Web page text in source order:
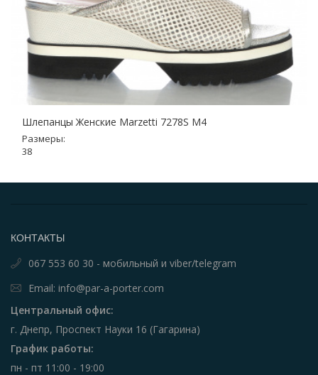
Шлепанцы Женские Marzetti 7278S M4
Размеры:
38
КОНТАКТЫ
067 553 60 30 - мобильный и viber/telegram
Email: info@par-a-porter.com
Центральный офис:
г. Днепр, Проспект Науки 16 (Гагарина)
График работы:
пн - пт 11:00 - 19:00